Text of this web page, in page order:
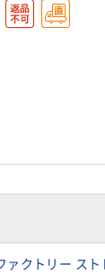
ァクトリー ス